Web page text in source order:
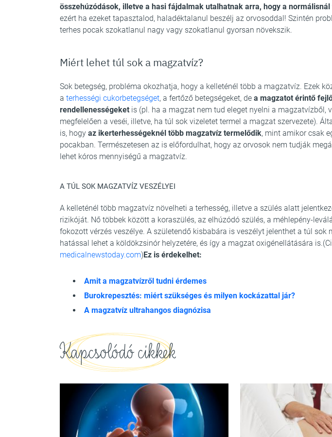
összehúzódások, illetve a hasi fájdalmak utalhatnak arra, hogy a
ezért ha ezeket tapasztalod, haladéktalanul beszélj az orvosoddal! Szintén
terhes pocak szokatlanul nagy vagy szokatlanul gyorsan növekszik.
Miért lehet túl sok a magzatvíz?
Sok betegség, probléma okozhatja, hogy a kelleténél több a magzatvíz. Ezek
a terhességi cukorbetegséget, a fertőző betegségeket, de a magzatot érintő
rendellenességeket is (pl. ha a magzat nem tud eleget nyelni a magzatvízből,
megfelelően a veséi, illetve, ha túl sok vizeletet termel a magzat szervezete).
is, hogy az ikerterhességeknél több magzatvíz termelődik, mint amikor csak
pocakban. Természetesen az is előfordulhat, hogy az orvosok nem tudják
lehet kóros mennyiségű a magzatvíz.
A TÚL SOK MAGZATVÍZ VESZÉLYEI
A kelleténél több magzatvíz növelheti a terhesség, illetve a szülés alatt
rizikóját. Nő többek között a koraszülés, az elhúzódó szülés, a méhlepény-
fokozott vérzés veszélye. A születendő kisbabára is veszélyt jelenthet a túl sok
hatással lehet a köldökzsinór helyzetére, és így a magzat oxigénellátására
medicalnewstoday.com)Ez is érdekelhet:
Amit a magzatvízről tudni érdemes
Burokrepesztés: miért szükséges és milyen kockázattal jár?
A magzatvíz ultrahangos diagnózisa
Kapcsolódó cikkek